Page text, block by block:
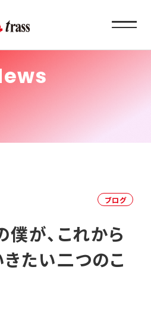
が、これから
たい二つのこ
ブログ